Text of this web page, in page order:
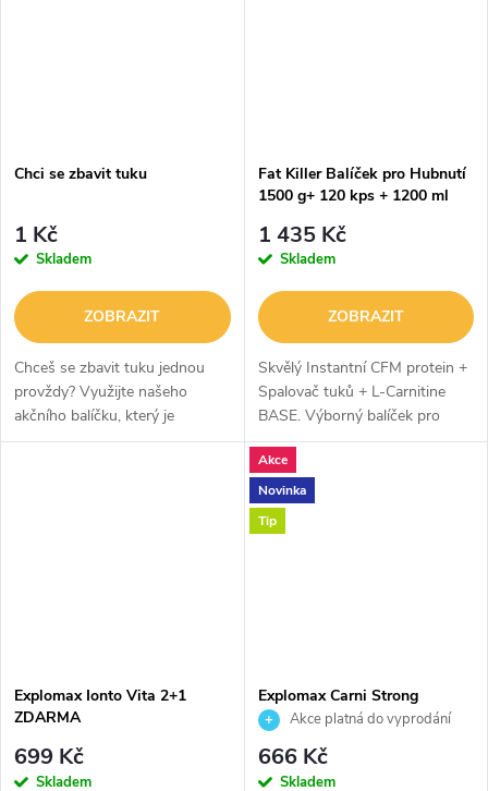
Chci se zbavit tuku
1 Kč
Skladem
ZOBRAZIT
Chceš se zbavit tuku jednou
provždy? Využijte našeho
akčního balíčku, který je
navržený tak, aby bylo hubnutí,
Fat Killer Balíček pro Hubnutí
1500 g+ 120 kps + 1200 ml
1 435 Kč
Skladem
ZOBRAZIT
Skvělý Instantní CFM protein +
Spalovač tuků + L-Carnitine
BASE. Výborný balíček pro
hubnutí.
Explomax Ionto Vita 2+1
ZDARMA
699 Kč
Skladem
Akce
Novinka
Tip
Explomax Carni Strong
150000 1200ml 1+1
Akce platná do vyprodání
zásob
666 Kč
Skladem